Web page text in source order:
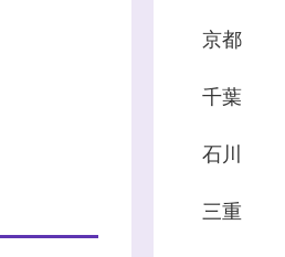
京都
千葉
石川
三重